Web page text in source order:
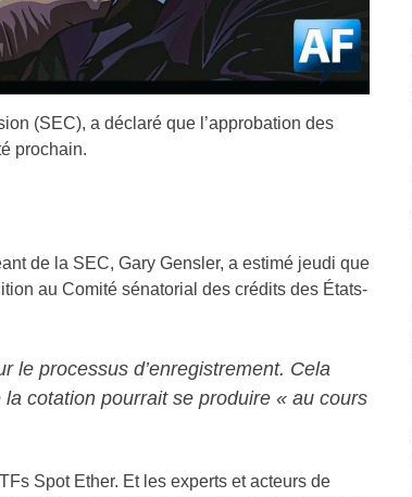
(SEC), a déclaré que l’approbation des
prochain.
de la SEC, Gary Gensler, a estimé jeudi que
au Comité sénatorial des crédits des États-
le processus d’enregistrement. Cela
cotation pourrait se produire « au cours
Spot Ether. Et les experts et acteurs de